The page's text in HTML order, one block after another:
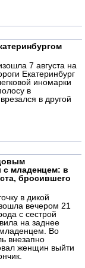
7 августа на
Екатеринбург
иномарки
в
в другой
с младенцем: в
бросившего
в дикой
вечером 21
с сестрой
на заднее
Во
внезапно
женщин выйти